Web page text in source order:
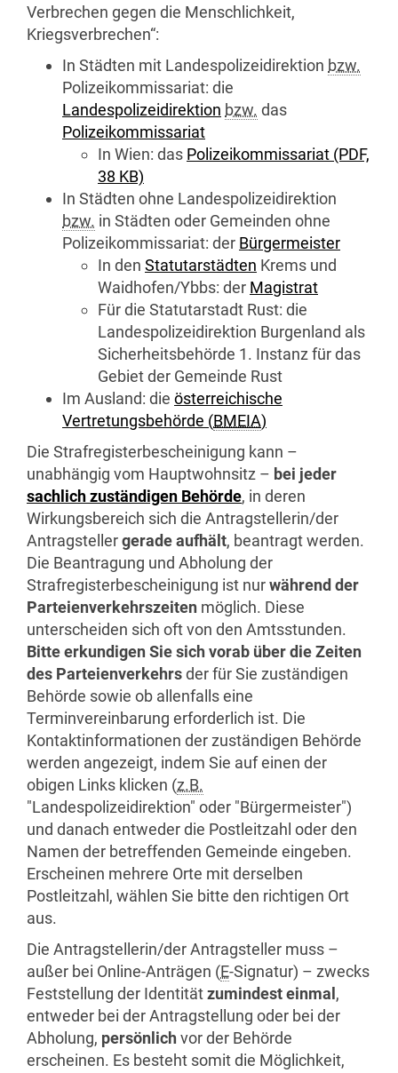
Verbrechen gegen die Menschlichkeit,
Kriegsverbrechen“:
In Städten mit Landespolizeidirektion bzw.
Polizeikommissariat: die
Landespolizeidirektion bzw. das
Polizeikommissariat
In Wien: das Polizeikommissariat (PDF,
38 KB)
In Städten ohne Landespolizeidirektion
bzw. in Städten oder Gemeinden ohne
Polizeikommissariat: der Bürgermeister
In den Statutarstädten Krems und
Waidhofen/Ybbs: der Magistrat
Für die Statutarstadt Rust: die
Landespolizeidirektion Burgenland als
Sicherheitsbehörde 1. Instanz für das
Gebiet der Gemeinde Rust
Im Ausland: die österreichische
Vertretungsbehörde (BMEIA)
Die Strafregisterbescheinigung kann –
unabhängig vom Hauptwohnsitz – bei jeder
sachlich zuständigen Behörde, in deren
Wirkungsbereich sich die Antragstellerin/der
Antragstellergerade aufhält, beantragt werden.
Die Beantragung und Abholung der
Strafregisterbescheinigung ist nurwährend der
Parteienverkehrszeiten möglich. Diese
unterscheiden sich oft von den Amtsstunden.
Bitte erkundigen Sie sich vorab über die Zeiten
des Parteienverkehrsder für Sie zuständigen
Behörde sowie ob allenfalls eine
Terminvereinbarung erforderlich ist. Die
Kontaktinformationen der zuständigen Behörde
werden angezeigt, indem Sie auf einen der
obigen Links klicken (z.B.
"Landespolizeidirektion" oder "Bürgermeister")
und danach entweder die Postleitzahl oder den
Namen der betreffenden Gemeinde eingeben.
Erscheinen mehrere Orte mit derselben
Postleitzahl, wählen Sie bitte den richtigen Ort
aus.
Die Antragstellerin/der Antragsteller muss –
außer bei Online-Anträgen (E-Signatur) – zwecks
Feststellung der Identitätzumindest einmal ,
entweder bei der Antragstellung oder bei der
Abholung, persönlichvor der Behörde
erscheinen. Es besteht somit die Möglichkeit,